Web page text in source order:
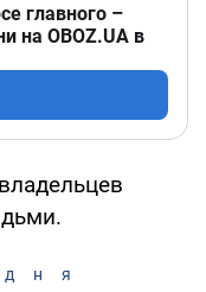
главного –
на OBOZ.UA в